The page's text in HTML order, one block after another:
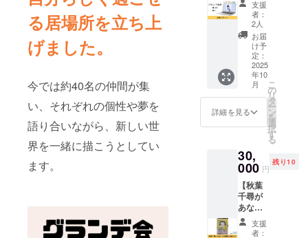
る居場所を立ち上
げました。
今では約40名の仲間が集
い、それぞれの個性や夢を
語り合いながら、新しい世
界を一緒に描こうとしてい
ます。
イベー
トの相
談がで
きま
す。 ※
オンラ
イン
（Zoom
）での
開催に
ど詳細
はメー
ルにて
連絡さ
せてい
ただき
ます。
※有効期
デ会の
企業ス
ポン
サーに
なれる
権利で
す。 企
業スポ
ンサー
として
制作予
定のHP
プペー
ジに企
業名と
URLを
掲載さ
せてい
ただき
ます。
支援
者：
2人
お届
け予
定：
2025
年10
月
詳細を見る
こ
の
リ
タ
ー
ン
を
選
択
す
る
30,
000 円
残り10
【秋葉
千尋が
あなた
の似顔
絵を描
支援
者：